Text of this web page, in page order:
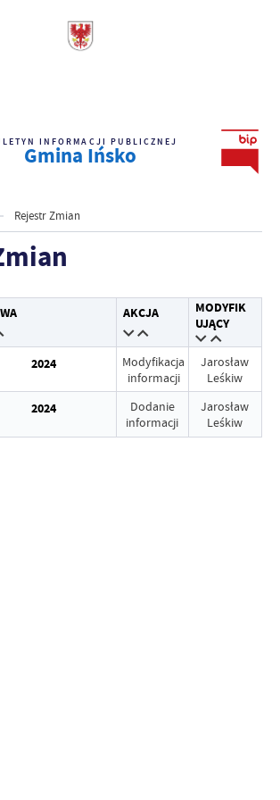
INFORMACJI PUBLICZNEJ
Gmina Ińsko
Rejestr Zmian
AKCJA
MODYFIK
UJĄCY
2024
Modyfikacja
informacji
Jarosław
Leśkiw
2024
Dodanie
informacji
Jarosław
Leśkiw